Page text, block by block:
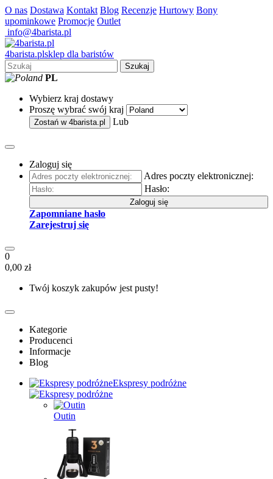
O nas Dostawa Kontakt Blog Recenzje Hurtowy Bony
upominkowe Promocje Outlet
info@4barista.pl
4barista.plsklep dla baristów
Szukaj
PL
Wybierz kraj dostawy
Proszę wybrać swój kraj
Zostań w 4barista.pl Lub
Zaloguj się
Adres poczty elektronicznej:
Hasło:
Zaloguj się
Zapomniane hasło
Zarejestruj się
0
0,00 zł
Twój koszyk zakupów jest pusty!
Kategorie
Producenci
Informacje
Blog
Ekspresy podróżne
Outin